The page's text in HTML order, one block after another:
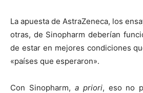
La apuesta de AstraZeneca, los
otras, de Sinopharm deberían
de estar en mejores condiciones
«países que esperaron».
Con Sinopharm, a priori, eso no